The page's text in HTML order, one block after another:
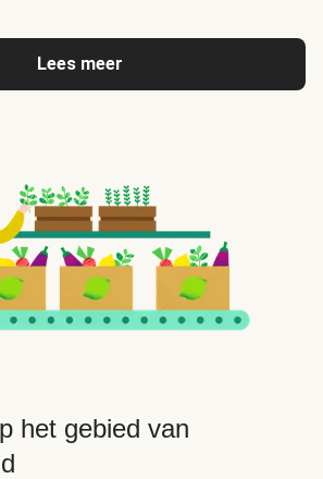
Lees meer
het gebied van